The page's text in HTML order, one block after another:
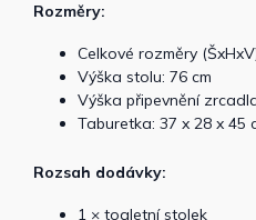
Rozměry:
Celkové rozměry
Výška stolu: 76 cm
Výška připevnění
Taburetka: 37 x 28 x 45
Rozsah dodávky:
1 × toaletní stolek